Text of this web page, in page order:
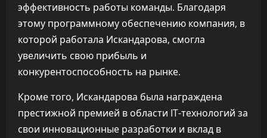
эффективность работы команды. Благодаря
этому программному обеспечению компания, в
которой работала Искандарова, смогла
увеличить свою прибыль и
конкурентоспособность на рынке.
Кроме того, Искандарова была награждена
престижной премией в области IT-технологий за
свои инновационные разработки и вклад в